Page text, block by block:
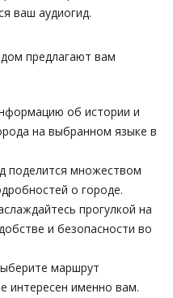
ваш аудиогид.
предлагают вам
об истории и
на выбранном языке в
поделится множеством
о городе.
прогулкой на
и безопасности во
маршрут
интересен именно вам.